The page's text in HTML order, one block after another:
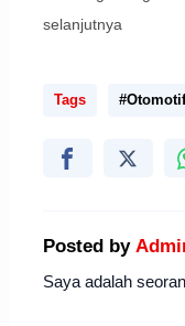
selanjutnya
Tags #Otomotif
Posted by
Saya adalah